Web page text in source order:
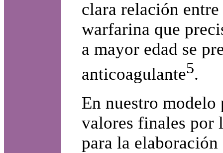
clara relación
warfarina que
a mayor edad se
anticoagulante5.
En nuestro
valores finales por
para la